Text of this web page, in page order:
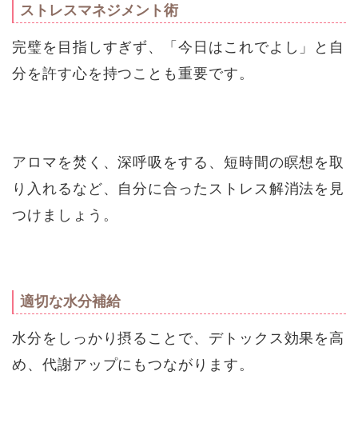
ストレスマネジメント術
完璧を目指しすぎず、「今日はこれでよし」と自
分を許す心を持つことも重要です。
アロマを焚く、深呼吸をする、短時間の瞑想を取
り入れるなど、自分に合ったストレス解消法を見
つけましょう。
適切な水分補給
水分をしっかり摂ることで、デトックス効果を高
め、代謝アップにもつながります。